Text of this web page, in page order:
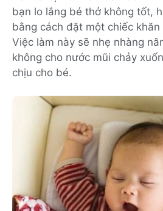
bạn lo lắng bé thở không tốt,
bằng cách đặt một chiếc
Việc làm này sẽ nhẹ nhàng
không cho nước mũi chảy
chịu cho bé.